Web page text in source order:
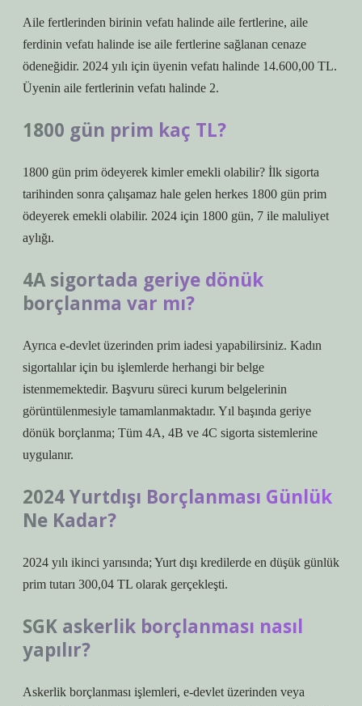
Aile fertlerinden birinin vefatı halinde aile fertlerine, aile
ferdinin vefatı halinde ise aile fertlerine sağlanan cenaze
ödeneğidir. 2024 yılı için üyenin vefatı halinde 14.600,00 TL.
Üyenin aile fertlerinin vefatı halinde 2.
1800 gün prim kaç TL?
1800 gün prim ödeyerek kimler emekli olabilir? İlk sigorta
tarihinden sonra çalışamaz hale gelen herkes 1800 gün prim
ödeyerek emekli olabilir. 2024 için 1800 gün, 7 ile maluliyet
aylığı.
4A sigortada geriye dönük
borçlanma var mı?
Ayrıca e-devlet üzerinden prim iadesi yapabilirsiniz. Kadın
sigortalılar için bu işlemlerde herhangi bir belge
istenmemektedir. Başvuru süreci kurum belgelerinin
görüntülenmesiyle tamamlanmaktadır. Yıl başında geriye
dönük borçlanma; Tüm 4A, 4B ve 4C sigorta sistemlerine
uygulanır.
2024 Yurtdışı Borçlanması Günlük
Ne Kadar?
2024 yılı ikinci yarısında; Yurt dışı kredilerde en düşük günlük
prim tutarı 300,04 TL olarak gerçekleşti.
SGK askerlik borçlanması nasıl
yapılır?
Askerlik borçlanması işlemleri, e-devlet üzerinden veya